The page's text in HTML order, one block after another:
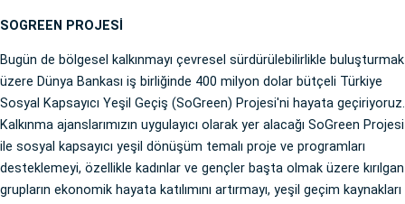
SOGREEN PROJESİ
Bugün de bölgesel kalkınmayı çevresel sürdürülebilirlikle buluşturmak
üzere Dünya Bankası iş birliğinde 400 milyon dolar bütçeli Türkiye
Sosyal Kapsayıcı Yeşil Geçiş (SoGreen) Projesi'ni hayata geçiriyoruz.
Kalkınma ajanslarımızın uygulayıcı olarak yer alacağı SoGreen Projesi
ile sosyal kapsayıcı yeşil dönüşüm temalı proje ve programları
desteklemeyi, özellikle kadınlar ve gençler başta olmak üzere kırılgan
grupların ekonomik hayata katılımını artırmayı, yeşil geçim kaynakları